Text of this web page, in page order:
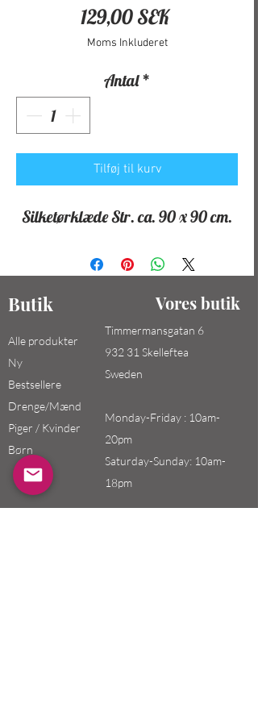
129,00 SEKPris
Moms Inkluderet
Antal *
Tilføj til kurv
Silketørklæde Str. ca. 90 x 90 cm.
Butik Vores butik
Alle produkter
Ny
Bestsellere
Drenge/Mænd
Piger / Kvinder
Børn
Timmermansgatan 6
932 31 Skelleftea
Sweden
Monday-Friday : 10am-
20pm
Saturday-Sunday: 10am-
18pm